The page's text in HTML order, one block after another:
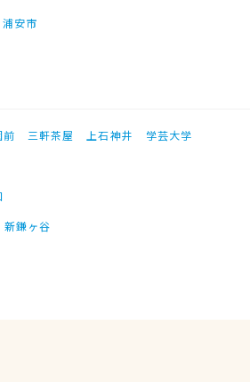
浦安市
前 三軒茶屋 上石神井
学芸大学
新鎌ヶ谷